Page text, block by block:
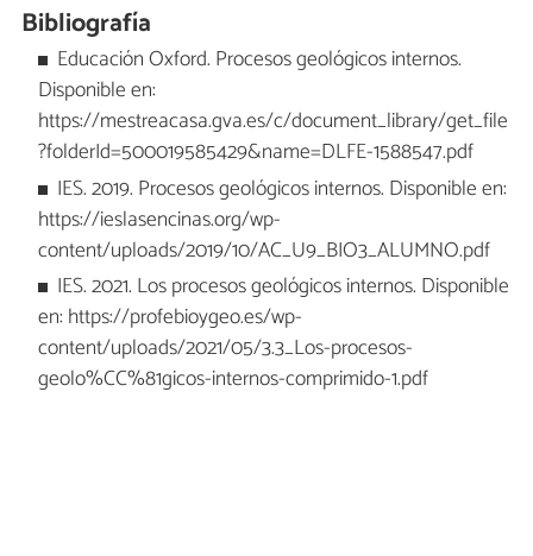
Bibliografía
Educación Oxford. Procesos geológicos internos.
Disponible en:
https://mestreacasa.gva.es/c/document_library/get_file
?folderId=500019585429&name=DLFE-1588547.pdf
IES. 2019. Procesos geológicos internos. Disponible en:
https://ieslasencinas.org/wp-
content/uploads/2019/10/AC_U9_BIO3_ALUMNO.pdf
IES. 2021. Los procesos geológicos internos. Disponible
en: https://profebioygeo.es/wp-
content/uploads/2021/05/3.3_Los-procesos-
geolo%CC%81gicos-internos-comprimido-1.pdf